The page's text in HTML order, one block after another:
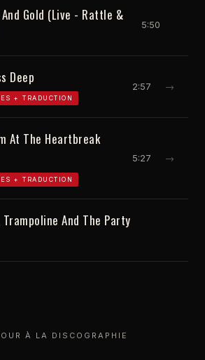
Gold (Live - Rattle &
5:50
Deep
+ TRADUCTION
2:57 →
At The Heartbreak
+ TRADUCTION
5:27 →
Trampoline And The Party
À LA DISCOGRAPHIE